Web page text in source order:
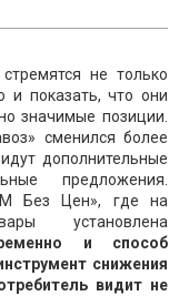
не только
и показать, что они
значимые позиции.
сменился более
дополнительные
предложения.
Без Цен», где на
установлена
и способ
снижения
видит не